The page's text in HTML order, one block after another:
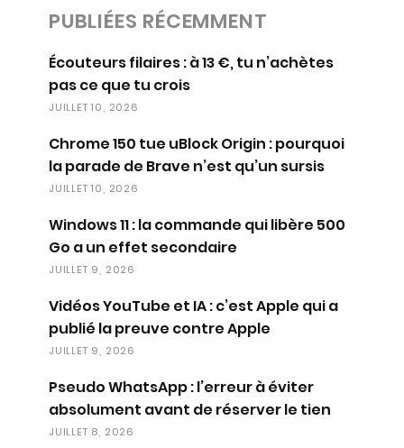
PUBLIÉES RÉCEMMENT
Écouteurs filaires : à 13 €, tu n’achètes
pas ce que tu crois
JUILLET 10, 2026
Chrome 150 tue uBlock Origin : pourquoi
la parade de Brave n’est qu’un sursis
JUILLET 10, 2026
Windows 11 : la commande qui libère 500
Go a un effet secondaire
JUILLET 9, 2026
Vidéos YouTube et IA : c’est Apple qui a
publié la preuve contre Apple
JUILLET 9, 2026
Pseudo WhatsApp : l’erreur à éviter
absolument avant de réserver le tien
JUILLET 8, 2026